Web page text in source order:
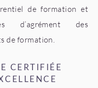
de formation et
d’agrément des
de formation.
CERTIFIÉE